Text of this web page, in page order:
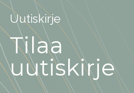
Uutiskirje
Tilaa
uutiskirje